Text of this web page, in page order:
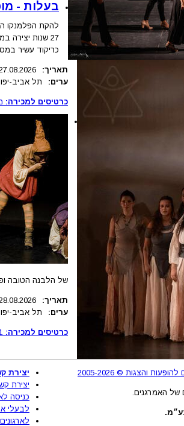
בעלות -
להקת הפלמנקו
27 שנות
כריקוד עשיר
תאריך:
ערים:
תל אביב-יפו
כרטיסים למכירה:
של הלבנה הטובה
תאריך:
ערים:
תל אביב-יפו
כרטיסים למכירה:
של האמרגנים.
יצירת
יצירת
כניסה
לבעלי